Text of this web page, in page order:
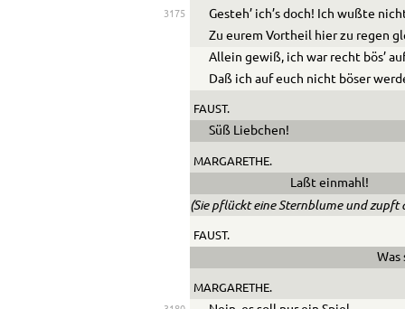
3175
Gesteh’ ich’s doch! Ich wußte
Zu eurem Vortheil hier zu regen
Allein gewiß, ich war recht bös’
Daß ich auf euch nicht böser
FAUST.
Süß Liebchen!
MARGARETHE.
Laßt einmahl!
(Sie pflückt eine Sternblume und
FAUST.
Was
MARGARETHE.